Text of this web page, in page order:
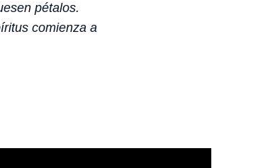
pétalos.
comienza a